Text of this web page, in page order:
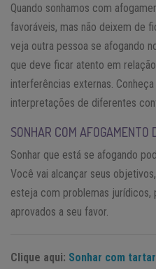
Quando sonhamos com
favoráveis, mas não deixem de
veja outra pessoa se afogando
que deve ficar atento em
interferências externas.
interpretações de diferentes
SONHAR COM AFOGAMENTO
Sonhar que está se afogando
Você vai alcançar seus
esteja com problemas
aprovados a seu favor.
Clique aqui: Sonhar com